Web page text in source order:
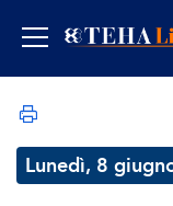
Lunedì, 8